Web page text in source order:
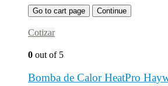
Go to cart page Continue
Cotizar
0 out of 5
Bomba de Calor HeatPro